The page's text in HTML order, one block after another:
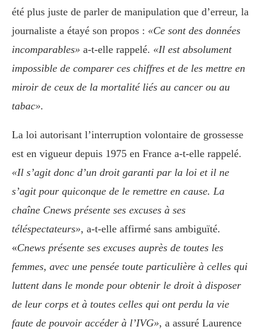
été plus juste de parler de manipulation que d’erreur, la
journaliste a étayé son propos : «Ce sont des données
incomparables» a-t-elle rappelé. «Il est absolument
impossible de comparer ces chiffres et de les mettre en
miroir de ceux de la mortalité liés au cancer ou au
tabac».
La loi autorisant l’interruption volontaire de grossesse
est en vigueur depuis 1975 en France a-t-elle rappelé.
«Il s’agit donc d’un droit garanti par la loi et il ne
s’agit pour quiconque de le remettre en cause. La
chaîne Cnews présente ses excuses à ses
téléspectateurs», a-t-elle affirmé sans ambiguïté.
«Cnews présente ses excuses auprès de toutes les
femmes, avec une pensée toute particulière à celles qui
luttent dans le monde pour obtenir le droit à disposer
de leur corps et à toutes celles qui ont perdu la vie
faute de pouvoir accéder à l’IVG», a assuré Laurence